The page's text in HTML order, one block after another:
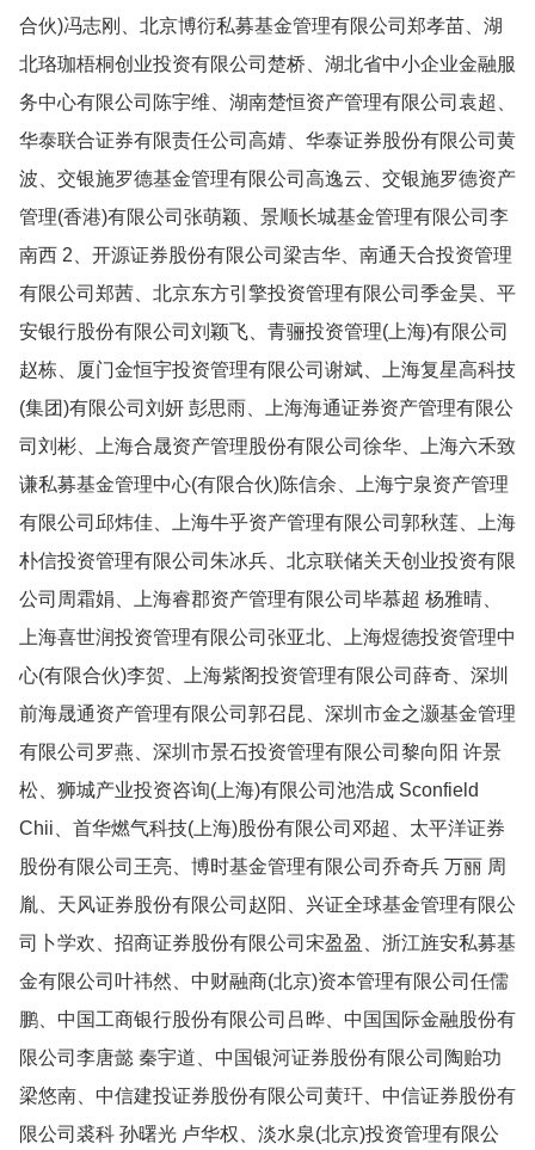
合伙)冯志刚、北京博衍私募基金管理有限公司郑孝苗、湖
北珞珈梧桐创业投资有限公司楚桥、湖北省中小企业金融服
务中心有限公司陈宇维、湖南楚恒资产管理有限公司袁超、
华泰联合证券有限责任公司高婧、华泰证券股份有限公司黄
波、交银施罗德基金管理有限公司高逸云、交银施罗德资产
管理(香港)有限公司张萌颖、景顺长城基金管理有限公司李
南西 2、开源证券股份有限公司梁吉华、南通天合投资管理
有限公司郑茜、北京东方引擎投资管理有限公司季金昊、平
安银行股份有限公司刘颖飞、青骊投资管理(上海)有限公司
赵栋、厦门金恒宇投资管理有限公司谢斌、上海复星高科技
(集团)有限公司刘妍 彭思雨、上海海通证券资产管理有限公
司刘彬、上海合晟资产管理股份有限公司徐华、上海六禾致
谦私募基金管理中心(有限合伙)陈信余、上海宁泉资产管理
有限公司邱炜佳、上海牛乎资产管理有限公司郭秋莲、上海
朴信投资管理有限公司朱冰兵、北京联储关天创业投资有限
公司周霜娟、上海睿郡资产管理有限公司毕慕超 杨雅晴、
上海喜世润投资管理有限公司张亚北、上海煜德投资管理中
心(有限合伙)李贺、上海紫阁投资管理有限公司薛奇、深圳
前海晟通资产管理有限公司郭召昆、深圳市金之灏基金管理
有限公司罗燕、深圳市景石投资管理有限公司黎向阳 许景
松、狮城产业投资咨询(上海)有限公司池浩成 Sconfield
Chii、首华燃气科技(上海)股份有限公司邓超、太平洋证券
股份有限公司王亮、博时基金管理有限公司乔奇兵 万丽 周
胤、天风证券股份有限公司赵阳、兴证全球基金管理有限公
司卜学欢、招商证券股份有限公司宋盈盈、浙江旌安私募基
金有限公司叶祎然、中财融商(北京)资本管理有限公司任儒
鹏、中国工商银行股份有限公司吕晔、中国国际金融股份有
限公司李唐懿 秦宇道、中国银河证券股份有限公司陶贻功
梁悠南、中信建投证券股份有限公司黄玕、中信证券股份有
限公司裘科 孙曙光 卢华权、淡水泉(北京)投资管理有限公